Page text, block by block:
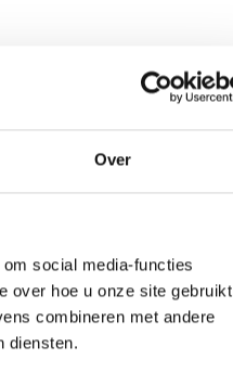
Over
social media-functies
over hoe u onze site gebruikt
combineren met andere
diensten.